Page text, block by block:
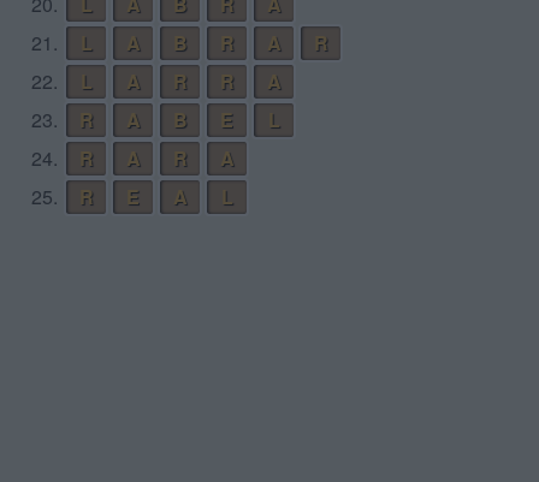
21.
L A B R A
R
22.
L A R R
A
23.
R A B E
L
24.
R A R
A
25.
R E A L